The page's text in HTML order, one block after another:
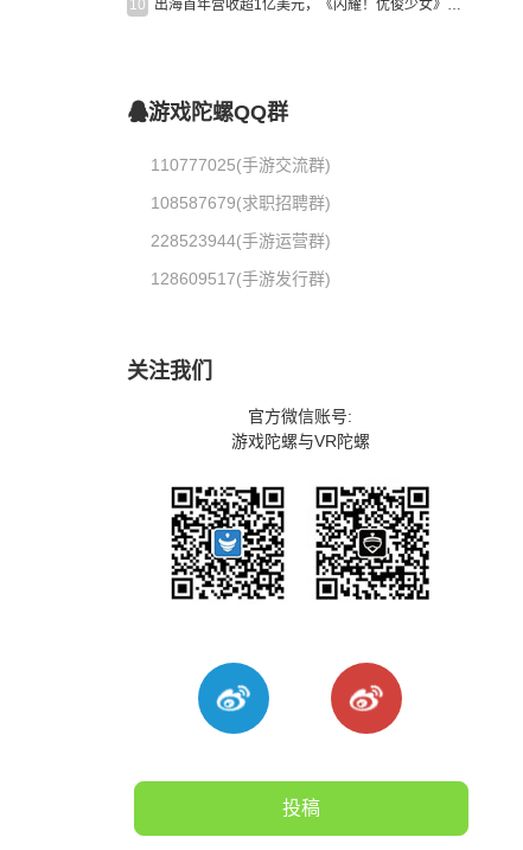
10 出海首年营收超1亿美元，《闪耀！优俊少女》美国市场占比达七成
游戏陀螺QQ群
110777025(手游交流群)
108587679(求职招聘群)
228523944(手游运营群)
128609517(手游发行群)
关注我们
官方微信账号:
游戏陀螺与VR陀螺
投稿